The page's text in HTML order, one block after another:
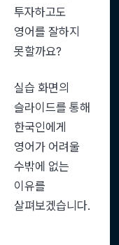
투자하고도
영어를 잘하지
못할까요?
실습 화면의
슬라이드를 통해
한국인에게
영어가 어려울
수밖에 없는
이유를
살펴보겠습니다.